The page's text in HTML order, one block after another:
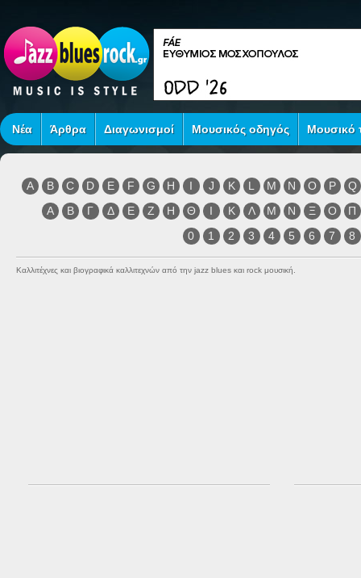
Νέα Άρθρα Διαγωνισμοί Μουσικός οδηγός Μουσικό
A B C D E F G H I J K L M N O P
Q
Α
Β Γ Δ Ε Ζ Η Θ Ι Κ Λ Μ Ν Ξ Ο
Π
0
1 2 3 4 5 6 7 8
Καλλιτέχνες και βιογραφικά καλλιτεχνών από την jazz blues και rock μουσική.